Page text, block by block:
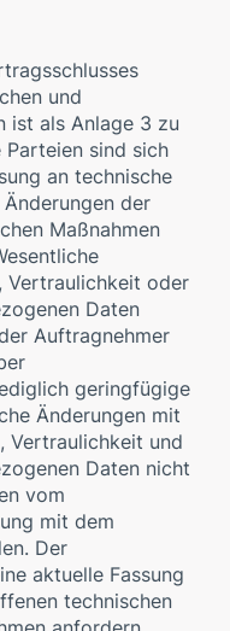
und
ist als Anlage 3 zu
sind sich
an technische
der
Maßnahmen
Vertraulichkeit oder
Daten
Auftragnehmer
geringfügige
Änderungen mit
Vertraulichkeit und
Daten nicht
vom
mit dem
Der
aktuelle Fassung
technischen